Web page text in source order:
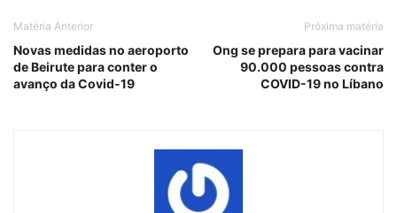
Matéria Anterior
Novas medidas no aeroporto
de Beirute para conter o
avanço da Covid-19
Próxima matéria
Ong se prepara para vacinar
90.000 pessoas contra
COVID-19 no Líbano